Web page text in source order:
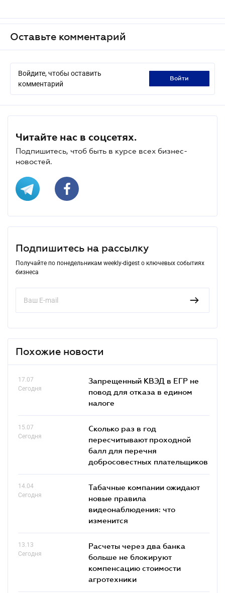
Оставьте комментарий
Войдите, чтобы оставить
комментарий
войти
Читайте нас в соцсетях.
Подпишитесь, чтоб быть в курсе всех бизнес-
новостей.
Подпишитесь на рассылку
Получайте по понедельникам weekly-digest о ключевых событиях
бизнеса
Похожие новости
17.07
Сегодня
Запрещенный КВЭД в ЕГР не
повод для отказа в едином
налоге
15.07
Сегодня
Сколько раз в год
пересчитывают проходной
балл для перечня
добросовестных плательщиков
14.04
Сегодня
Табачные компании ожидают
новые правила
видеонаблюдения: что
изменится
13.13
Сегодня
Расчеты через два банка
больше не блокируют
компенсацию стоимости
агротехники